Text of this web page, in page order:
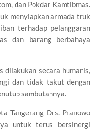
dan Pokdar Kamtibmas.
menyiapkan armada truk
terhadap pelanggaran
dan barang berbahaya
dilakukan secara humanis,
dan tidak takut dengan
sambutannya.
Tangerang Drs. Pranowo
untuk terus bersinergi